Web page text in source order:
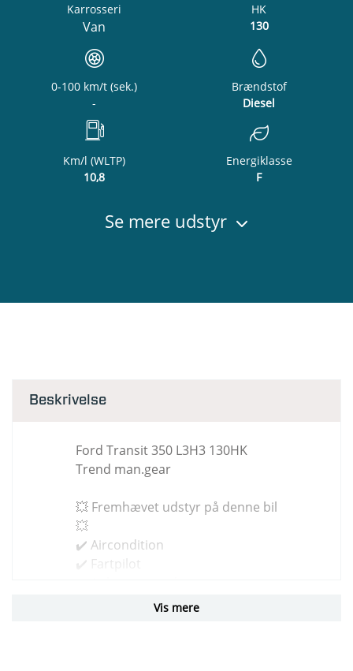
Karrosseri
Van
HK
130
0-100 km/t (sek.)
-
Brændstof
Diesel
Km/l (WLTP)
10,8
Energiklasse
F
Se mere udstyr
Beskrivelse
Ford Transit 350 L3H3 130HK
Trend man.gear
💥 Fremhævet udstyr på denne bil
💥
✔️ Aircondition
✔️ Fartpilot
✔️ Parkeringssensor for og bag
Vis mere